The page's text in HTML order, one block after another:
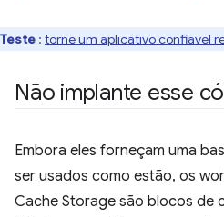
Teste : torne um aplicativo confiável
Não implante esse
Embora eles forneçam uma
ser usados como estão, os
Cache Storage são blocos de